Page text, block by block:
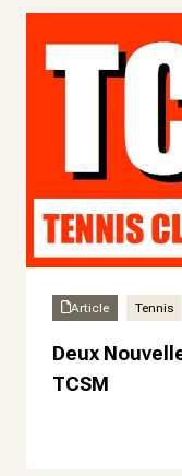
Article Tennis
Deux
TCSM